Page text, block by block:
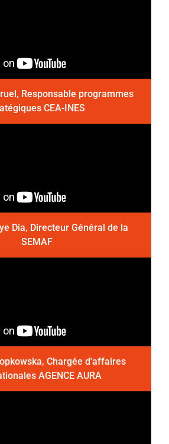
Responsable programmes
CEA-INES
Dia, Directeur Général de la
SEMAF
Chargée d'affaires
AGENCE AURA